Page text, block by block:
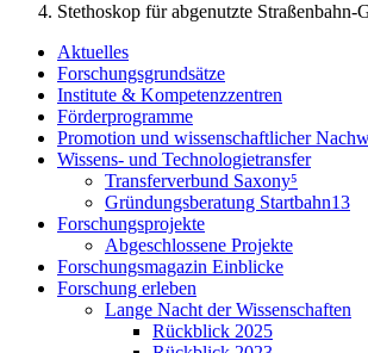
Stethoskop für abgenutzte Straßenbahn-
Aktuelles
Forschungsgrundsätze
Institute & Kompetenzzentren
Förderprogramme
Promotion und wissenschaftlicher
Wissens- und Technologietransfer
Transferverbund Saxony⁵
Gründungsberatung Startbahn13
Forschungsprojekte
Abgeschlossene Projekte
Forschungsmagazin Einblicke
Forschung erleben
Lange Nacht der Wissenschaften
Rückblick 2025